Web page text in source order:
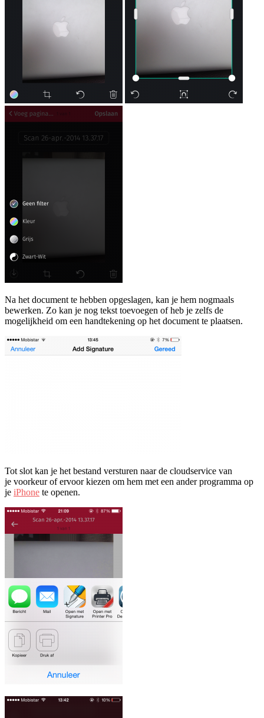
Na het document te hebben opgeslagen, kan je hem nogmaals
bewerken. Zo kan je nog tekst toevoegen of heb je zelfs de
mogelijkheid om een handtekening op het document te plaatsen.
Tot slot kan je het bestand versturen naar de cloudservice van
je voorkeur of ervoor kiezen om hem met een ander programma op
je iPhone te openen.